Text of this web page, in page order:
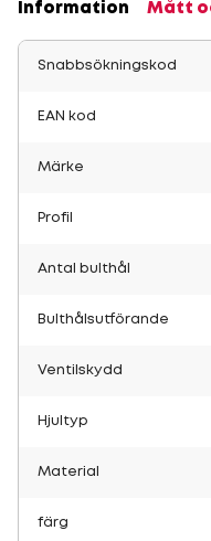
Information Mått
Snabbsökningskod
EAN kod
Märke
Profil
Antal bulthål
Bulthålsutförande
Ventilskydd
Hjultyp
Material
färg